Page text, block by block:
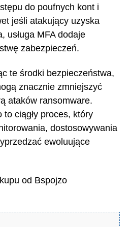
do poufnych kont i
jeśli atakujący uzyska
usługa MFA dodaje
zabezpieczeń.
te środki bezpieczeństwa,
znacznie zmniejszyć
ataków ransomware.
ciągły proces, który
dostosowywania
ewoluujące
od Bspojzo